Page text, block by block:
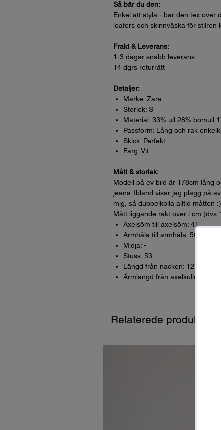
Så bär du den:
Enkel att styla - bär den tex över
loafers och skinnväska för stilren
Frakt & Leverans:
1-3 dagar snabb leverans
14 dgrs returrätt
Detaljer:
Märke: Zara
Storlek: S
Material: 33% ull 28% bomull
Passform: Lång och rak
Skick: Perfekt
Färg: Vit
Mått & storlek:
Modell på ev bild är 178cm lång
jeans. Ibland visar jag plagg på
mig, så dubbelkolla alltid måtten :)
Mått liggande rakt över i cm (dvs
Axelsöm till axelsöm: 41
Armhåla till armhåla: 50
Midja: -
Stuss: 53
Längd från nacken: 127
Ärmlängd från axelkullen: 60
Relaterede produkter